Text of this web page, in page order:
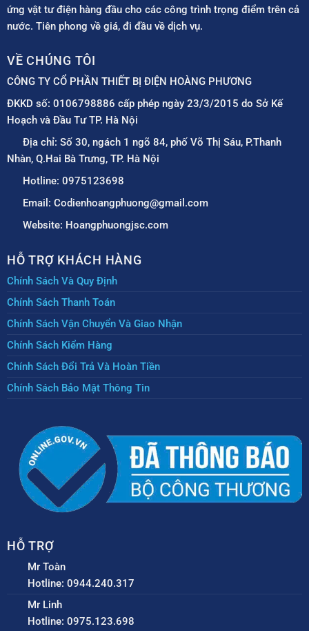
ứng vật tư điện hàng đầu cho các công trình trọng điểm trên cả
nước. Tiên phong về giá, đi đầu về dịch vụ.
VỀ CHÚNG TÔI
CÔNG TY CỔ PHẦN THIẾT BỊ ĐIỆN HOÀNG PHƯƠNG
ĐKKD số: 0106798886 cấp phép ngày 23/3/2015 do Sở Kế
Hoạch và Đầu Tư TP. Hà Nội
Địa chỉ: Số 30, ngách 1 ngõ 84, phố Võ Thị Sáu, P.Thanh
Nhàn, Q.Hai Bà Trưng, TP. Hà Nội
Hotline: 0975123698
Email: Codienhoangphuong@gmail.com
Website: Hoangphuongjsc.com
HỖ TRỢ KHÁCH HÀNG
Chính Sách Và Quy Định
Chính Sách Thanh Toán
Chính Sách Vận Chuyển Và Giao Nhận
Chính Sách Kiểm Hàng
Chính Sách Đổi Trả Và Hoàn Tiền
Chính Sách Bảo Mật Thông Tin
HỖ TRỢ
Mr Toàn
Hotline: 0944.240.317
Mr Linh
Hotline: 0975.123.698